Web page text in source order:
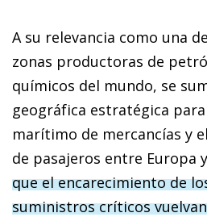
A su relevancia como una
zonas productoras de
químicos del mundo, se
geográfica estratégica
marítimo de mercancías y
de pasajeros entre Europa
que el encarecimiento de
suministros críticos